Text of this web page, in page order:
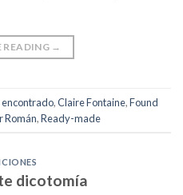
READING →
,Claire Fontaine,Found
Román,Ready-made
dicotomía